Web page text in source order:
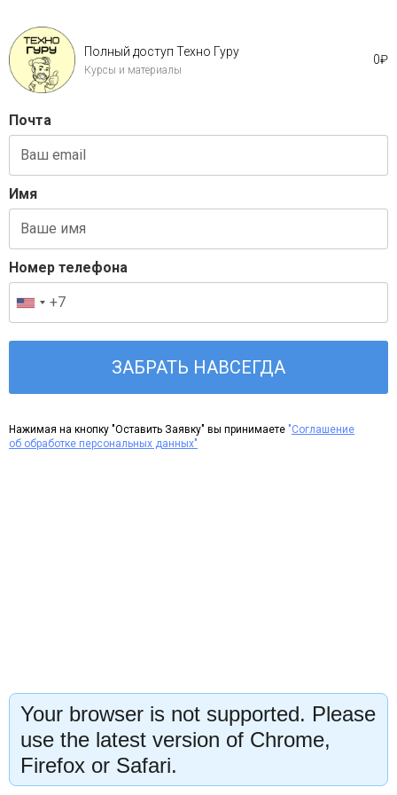
Полный доступ Техно Гуру
Курсы и материалы
0₽
Почта
Имя
Номер телефона
ЗАБРАТЬ НАВСЕГДА
Нажимая на кнопку "Оставить Заявку" вы принимаете "Соглашение
об обработке персональных данных"
Your browser is not supported. Please
use the latest version of Chrome,
Firefox or Safari.